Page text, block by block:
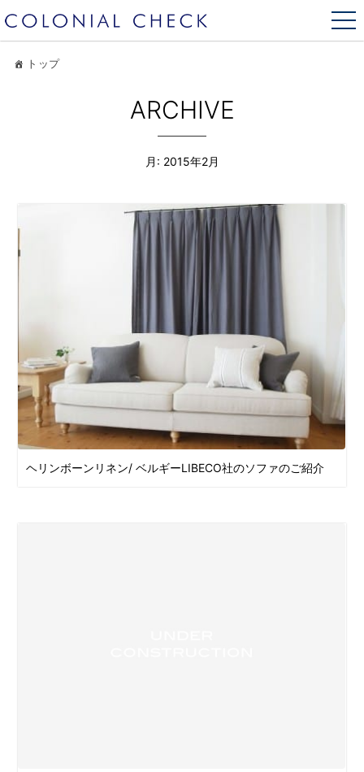
トップ
ARCHIVE
月: 2015年2月
ヘリンボーンリネン/ ベルギーLIBECO社のソファのご紹介